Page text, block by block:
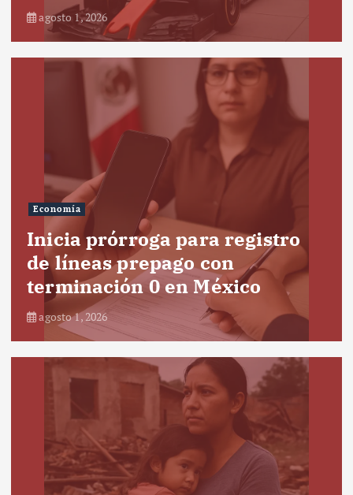
agosto 1, 2026
Economía
Inicia prórroga para registro
de líneas prepago con
terminación 0 en México
agosto 1, 2026